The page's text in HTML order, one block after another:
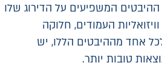
המשפיעים על הדירוג שלו
העמודים, חלוקה
אחד מההיבטים הללו, יש
טובות יותר.